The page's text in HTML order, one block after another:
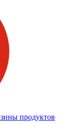
продуктов